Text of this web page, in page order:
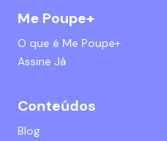
Me Poupe+
O que é Me Poupe+
Assine Já
Conteúdos
Blog